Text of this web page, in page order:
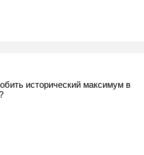
исторический максимум в